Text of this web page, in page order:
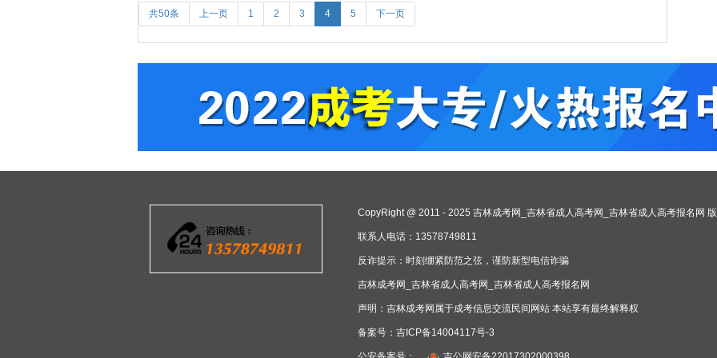
共50条 上一页 1 2 3 4 5 下一页
CopyRight @ 2011 - 2025 吉林成考网_吉林省成人高考网_吉林省成人高考报名网
联系人电话：13578749811
反诈提示：时刻绷紧防范之弦，谨防新型电信诈骗
吉林成考网_吉林省成人高考网_吉林省成人高考报名网
声明：吉林成考网属于成考信息交流民间网站 本站享有最终解释权
备案号： 吉ICP备14004117号-3